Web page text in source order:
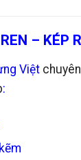
– KÉP
Việt
: